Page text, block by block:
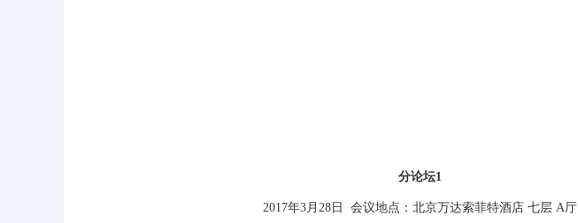
分论坛1
2017年3月28日 会议地点：北京万达索菲特酒店 七层 A厅